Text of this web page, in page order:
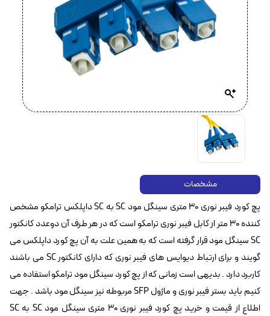
مشخصات
پچ کورد فیبر نوری ۳۰ متری سینگل مود SC به SC داپلکس ترامکو مشخص
کننده ۳۰ متر از کابل فیبر نوری ترامکو است که در هر طرف آن دوعدد کانکتور
SC سینگل مود قرار گرفته است که به همین علت به آن پچ کورد داپلکس می
گویند و برای ارتباط دیوایس های فیبر نوری که دارای کانکتور SC می باشند
کاربرد دارد . بدیهی است زمانی که از پچ کورد سینگل مود ترامکو استفاده می
کنیم باید بستر فیبر نوری و ماژول SFP مربوطه نیز سینگل مود باشد . جهت
اطلاع از قیمت و خرید پچ کورد فیبر نوری ۳۰ متری سینگل مود SC به SC